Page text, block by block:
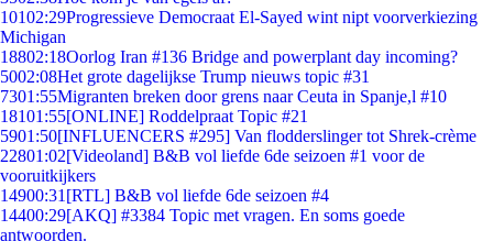
10102:29Progressieve Democraat El-Sayed wint nipt voorverkiezing
Michigan
18802:18Oorlog Iran #136 Bridge and powerplant day incoming?
5002:08Het grote dagelijkse Trump nieuws topic #31
7301:55Migranten breken door grens naar Ceuta in Spanje,l #10
18101:55[ONLINE] Roddelpraat Topic #21
5901:50[INFLUENCERS #295] Van flodderslinger tot Shrek-crème
22801:02[Videoland] B&B vol liefde 6de seizoen #1 voor de
vooruitkijkers
14900:31 [RTL] B&B vol liefde 6de seizoen #4
14400:29[AKQ] #3384 Topic met vragen. En soms goede
antwoorden.